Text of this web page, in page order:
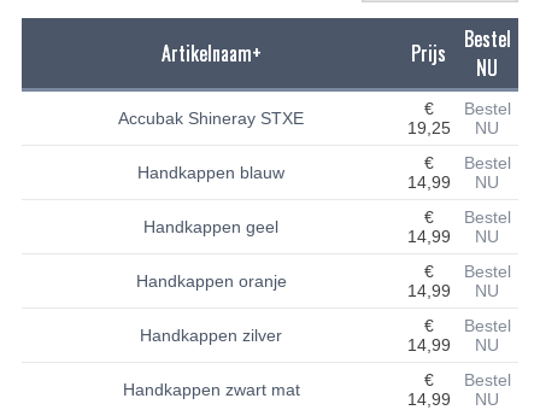
PAKKINGEN
PLASTIC PARTS
Artikelnaam+ Prijs
Bestel
NU
Accubak Shineray STXE
€
19,25
Bestel
NU
Handkappen blauw
€
14,99
Bestel
NU
Handkappen geel
€
14,99
Bestel
NU
Handkappen oranje
€
14,99
Bestel
NU
Handkappen zilver
€
14,99
Bestel
NU
Handkappen zwart mat
€
14,99
Bestel
NU